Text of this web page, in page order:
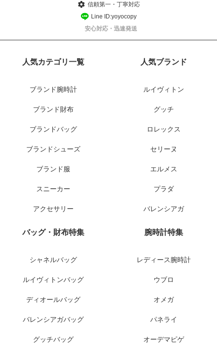
信頼第一・丁寧対応
Line ID:yoyocopy
安心対応・迅速発送
人気カテゴリ一覧
ブランド腕時計
ブランド財布
ブランドバッグ
ブランドシューズ
ブランド服
スニーカー
アクセサリー
人気ブランド
ルイヴィトン
グッチ
ロレックス
セリーヌ
エルメス
プラダ
バレンシアガ
バッグ・財布特集
シャネルバッグ
ルイヴィトンバッグ
ディオールバッグ
バレンシアガバッグ
グッチバッグ
腕時計特集
レディース腕時計
ウブロ
オメガ
パネライ
オーデマピゲ